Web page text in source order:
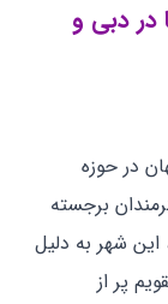
دبی و
در حوزه
برجسته
این شهر به دلیل
پر از